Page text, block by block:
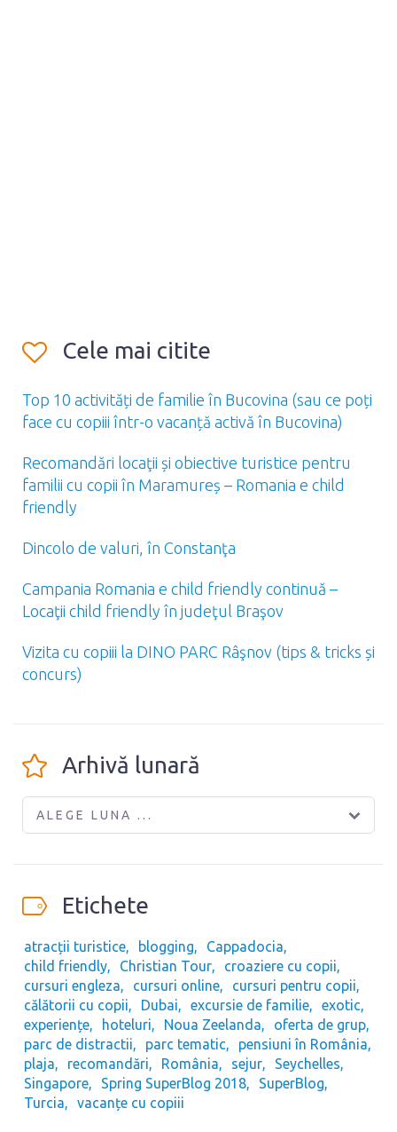
Cele mai citite
Top 10 activități de familie în Bucovina (sau ce poți
face cu copiii într-o vacanță activă în Bucovina)
Recomandări locaţii și obiective turistice pentru
familii cu copii în Maramureș – Romania e child
friendly
Dincolo de valuri, în Constanţa
Campania Romania e child friendly continuă –
Locaţii child friendly în judeţul Braşov
Vizita cu copiii la DINO PARC Râşnov (tips & tricks și
concurs)
Arhivă lunară
ALEGE LUNA ...
Etichete
atracții turistice blogging
Cappadocia
child friendly
Christian Tour
croaziere cu copii
cursuri engleza
cursuri online
cursuri pentru copii
călătorii cu copii
Dubai excursie de familie
exotic
experiențe
hoteluri Noua Zeelanda
oferta de grup
parc de distractii
parc tematic
pensiuni în România
plaja
recomandări România sejur
Seychelles
Singapore
Spring SuperBlog 2018
SuperBlog
Turcia
vacanțe cu copiii